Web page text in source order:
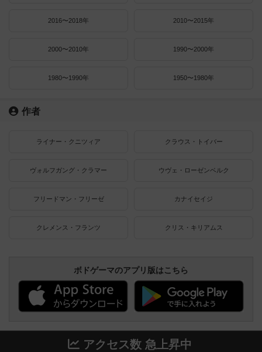
2016〜2018年 2010〜2015年
2000〜2010年 1990〜2000年
1980〜1990年 1950〜1980年
作者
ライナー・クニツィア クラウス・トイバー
ヴォルフガング・クラマー ウヴェ・ローゼンベルク
フリードマン・フリーゼ カナイセイジ
クレメンス・フランツ クリス・キリアムス
ボドゲーマのアプリ版はこちら
アクセス数 急上昇中